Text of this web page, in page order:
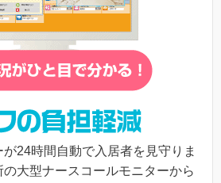
24時間自動で入居者を見守りま
大型ナースコールモニターから